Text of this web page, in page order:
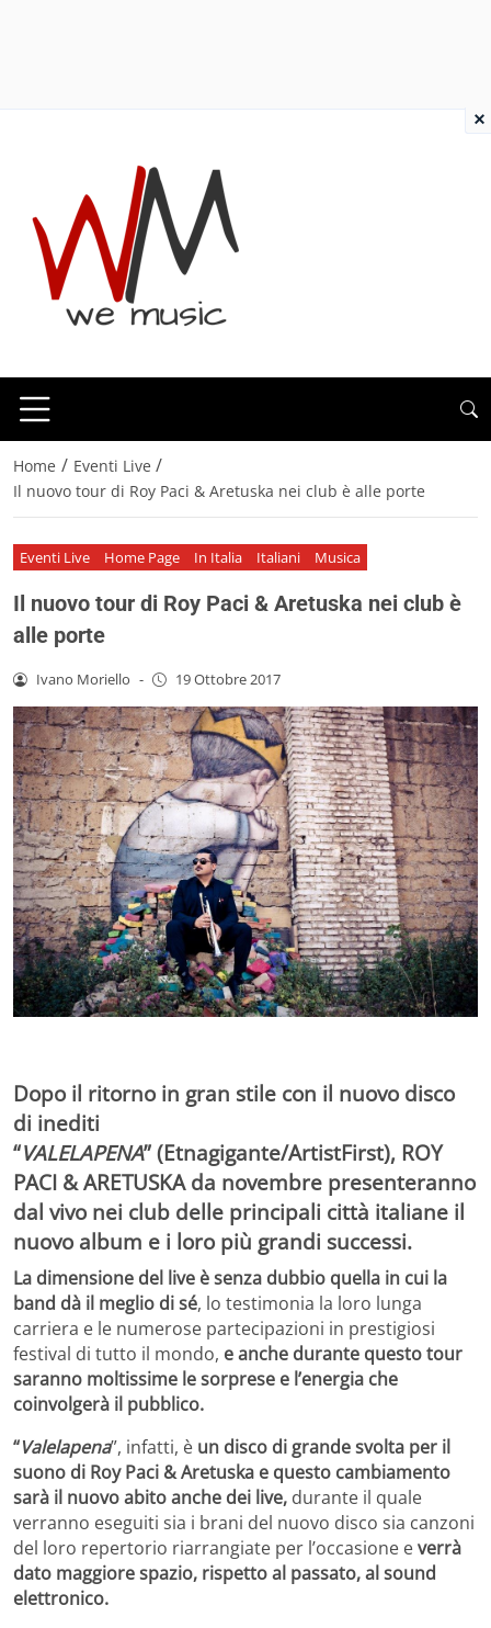
Home / Eventi Live /
Il nuovo tour di Roy Paci & Aretuska nei club è alle porte
Eventi Live Home Page In Italia Italiani Musica
Il nuovo tour di Roy Paci & Aretuska nei club è
alle porte
Ivano Moriello - 19 Ottobre 2017
Dopo il ritorno in gran stile con il nuovo disco
di inediti
“VALELAPENA” (Etnagigante/ArtistFirst), ROY
PACI & ARETUSKA da novembre presenteranno
dal vivo nei club delle principali città italiane il
nuovo album e i loro più grandi successi.
La dimensione del live è senza dubbio quella in cui la
band dà il meglio di sé, lo testimonia la loro lunga
carriera e le numerose partecipazioni in prestigiosi
festival di tutto il mondo, eanche durante questo tour
saranno moltissime le sorprese e l’energia che
coinvolgerà il pubblico.
“Valelapena”, infatti, è un disco di grande svolta per il
suono di Roy Paci & Aretuska e questo cambiamento
sarà il nuovo abito anche dei live, durante il quale
verranno eseguiti sia i brani del nuovo disco sia canzoni
del loro repertorio riarrangiate per l’occasione everrà
dato maggiore spazio, rispetto al passato, al sound
elettronico.
×